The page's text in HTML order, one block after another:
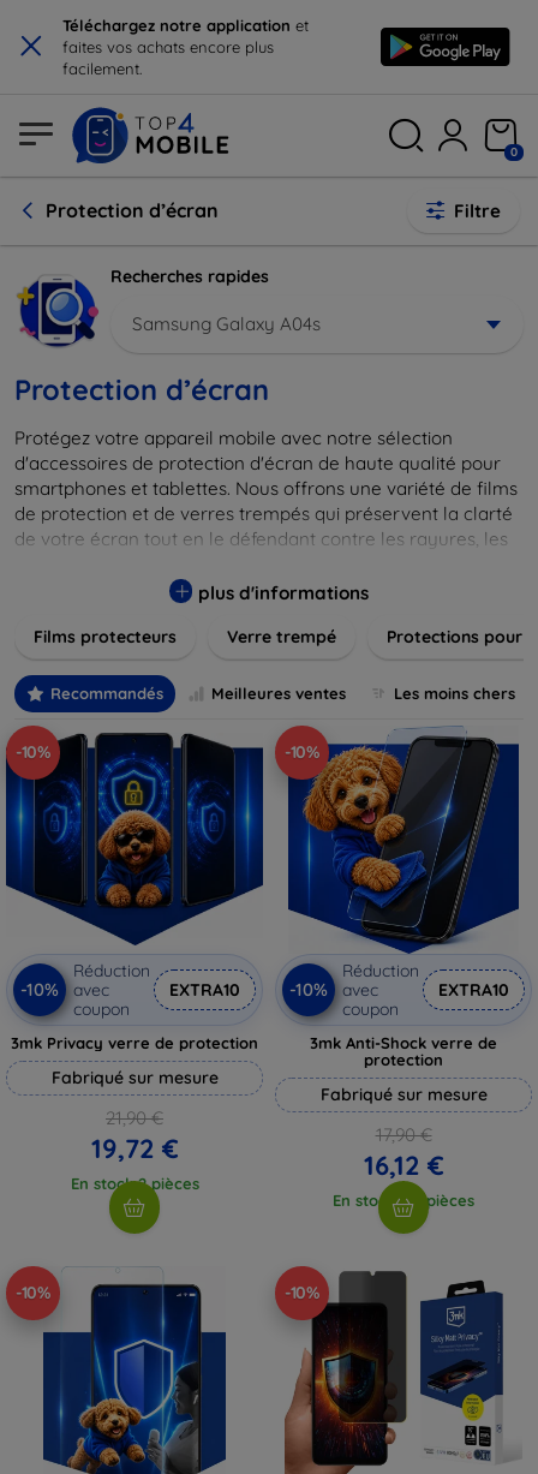
× Téléchargez notre application et
faites vos achats encore plus
facilement.
0
Protection d’écran Filtre
Recherches rapides
Samsung Galaxy A04s
Protection d’écran
Protégez votre appareil mobile avec notre sélection
d'accessoires de protection d'écran de haute qualité pour
smartphones et tablettes. Nous offrons une variété de films
de protection et de verres trempés qui préservent la clarté
de votre écran tout en le défendant contre les rayures, les
s'adapter parfaitement à votre appareil, garantissant une
compromis sur la sensibilité tactile. Explorez notre gamme
besoins et assurez-vous que votre écran reste comme neuf,
longtemps.
plus d'informations
Films protecteurs Verre trempé Protections pour
Recommandés Meilleures ventes Les moins chers
-10%
-10%
Réduction
avec
coupon
EXTRA10
3mk Privacy verre de protection
Fabriqué sur mesure
21,90 €
19,72 €
En stock 2 pièces
-10%
-10%
Réduction
avec
coupon
EXTRA10
3mk Anti-Shock verre de
protection
Fabriqué sur mesure
17,90 €
16,12 €
En stock > 5 pièces
-10% -10%